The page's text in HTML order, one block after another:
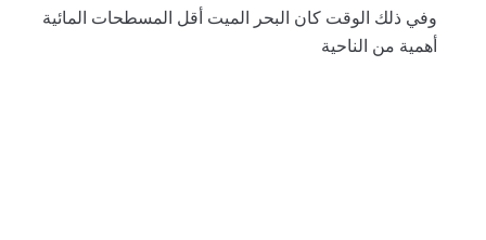
وفي ذلك الوقت كان البحر الميت أقل المسطحات المائية
أهمية من الناحية